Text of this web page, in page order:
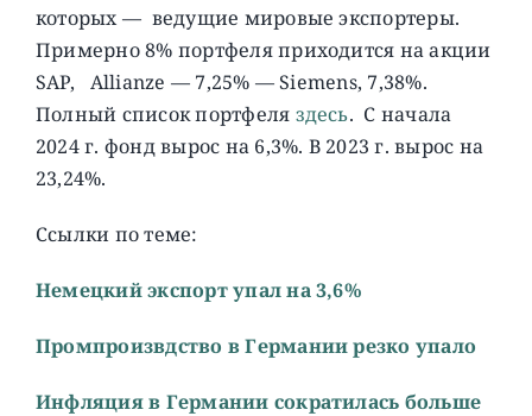
которых — ведущие мировые экспортеры.
Примерно 8% портфеля приходится на акции
SAP, Allianze — 7,25% — Siemens, 7,38%.
Полный список портфеля здесь. C начала
2024 г. фонд вырос на 6,3%. В 2023 г. вырос на
23,24%.
Ссылки по теме:
Немецкий экспорт упал на 3,6%
Промпроизвдство в Германии резко упало
Инфляция в Германии сократилась больше